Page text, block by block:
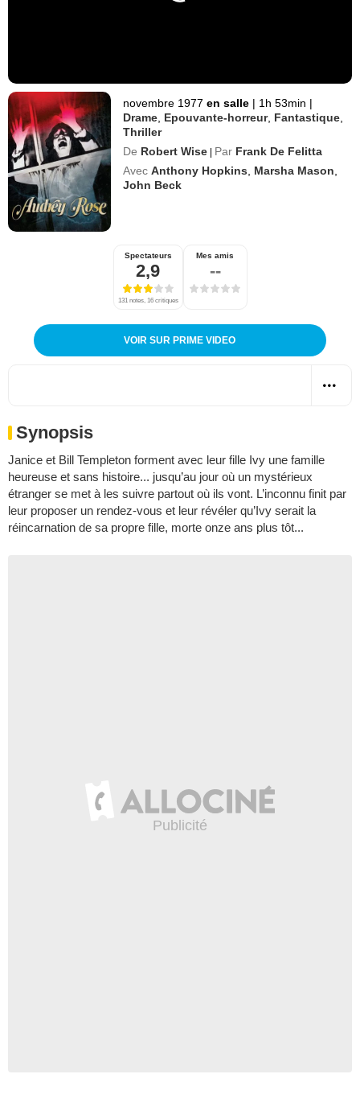
novembre 1977 en salle | 1h 53min |
Drame Epouvante-horreur, Fantastique
Thriller
De Robert Wise | Par Frank De Felitta
Avec Anthony Hopkins Marsha Mason
John Beck
Spectateurs
2,9
131 notes, 16 critiques
Mes amis
--
VOIR SUR PRIME VIDEO
Synopsis
Janice et Bill Templeton forment avec leur fille Ivy une famille
heureuse et sans histoire... jusqu’au jour où un mystérieux
étranger se met à les suivre partout où ils vont. L’inconnu finit par
leur proposer un rendez-vous et leur révéler qu’Ivy serait la
réincarnation de sa propre fille, morte onze ans plus tôt...